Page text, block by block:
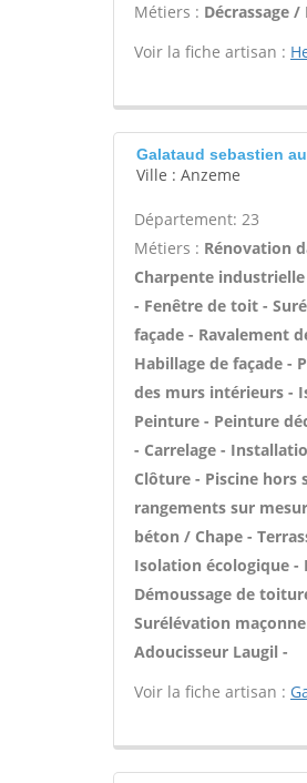
Métiers : Décrassage
Voir la fiche artisan :
Galataud sebastien
Ville : Anzeme
Département: 23
Métiers : Rénovation
Charpente
- Fenêtre de toit -
façade - Ravalement
Habillage de façade
des murs intérieurs -
Peinture - Peinture
- Carrelage -
Clôture - Piscine hors
rangements sur
béton / Chape -
Isolation écologique -
Démoussage de
Surélévation
Adoucisseur Laugil -
Voir la fiche artisan :